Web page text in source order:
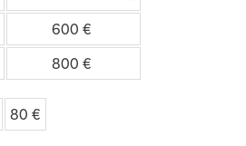
600 €
800 €
80 €